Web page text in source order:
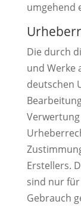
umgehend
Die durch
und Werke
deutschen
Erstellers.
sind nur
Gebrauch